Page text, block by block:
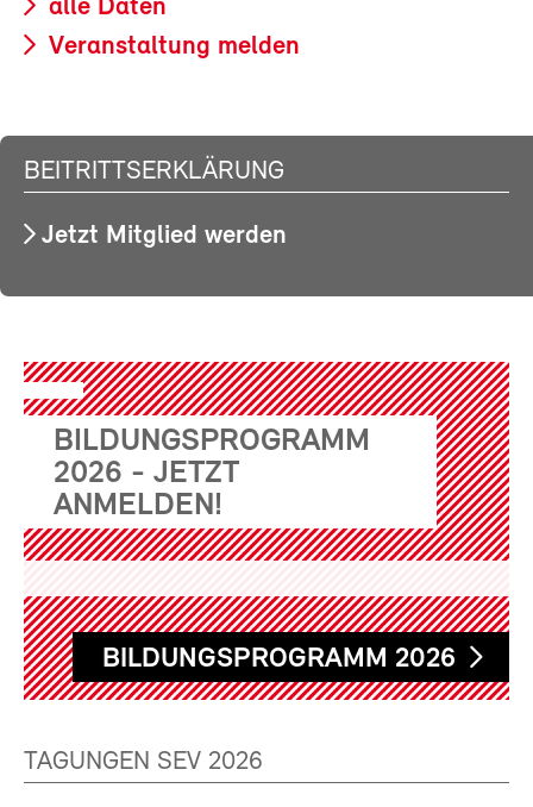
alle Daten
Veranstaltung melden
BEITRITTSERKLÄRUNG
Jetzt Mitglied werden
BILDUNGSPROGRAMM
2026 - JETZT
ANMELDEN!
BILDUNGSPROGRAMM 2026
TAGUNGEN SEV 2026